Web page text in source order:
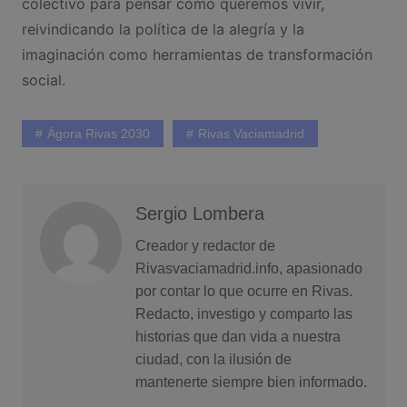
colectivo para pensar cómo queremos vivir,
reivindicando la política de la alegría y la
imaginación como herramientas de transformación
social.
Ágora Rivas 2030 Rivas Vaciamadrid
Sergio Lombera
Creador y redactor de
Rivasvaciamadrid.info, apasionado
por contar lo que ocurre en Rivas.
Redacto, investigo y comparto las
historias que dan vida a nuestra
ciudad, con la ilusión de
mantenerte siempre bien informado.